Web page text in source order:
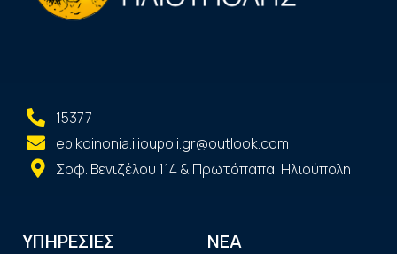
15377
epikoinonia.ilioupoli.gr@outlook.com
Σοφ. Βενιζέλου 114 & Πρωτόπαπα, Ηλιούπολη
ΥΠΗΡΕΣΙΕΣ ΝΕΑ